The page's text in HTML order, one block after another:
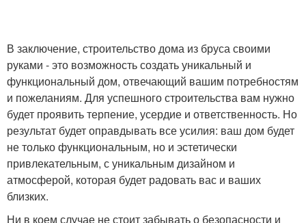
В заключение, строительство дома из бруса своими
руками - это возможность создать уникальный и
функциональный дом, отвечающий вашим потребностям
и пожеланиям. Для успешного строительства вам нужно
будет проявить терпение, усердие и ответственность. Но
результат будет оправдывать все усилия: ваш дом будет
не только функциональным, но и эстетически
привлекательным, с уникальным дизайном и
атмосферой, которая будет радовать вас и ваших
близких.
Ни в коем случае не стоит забывать о безопасности и